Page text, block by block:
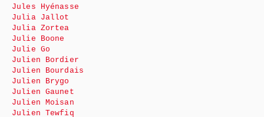
Jules Hyénasse
Julia Jallot
Julia Zortea
Julie Boone
Julie Go
Julien Bordier
Julien Bourdais
Julien Brygo
Julien Gaunet
Julien Moisan
Julien Tewfiq